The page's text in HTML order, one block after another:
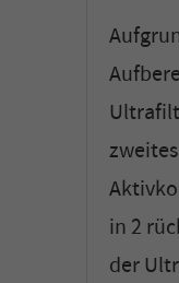
in 2
der